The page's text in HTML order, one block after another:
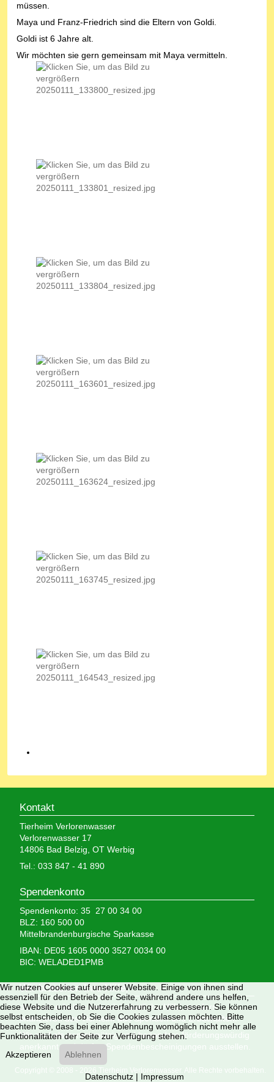
müssen.
Maya und Franz-Friedrich sind die Eltern von Goldi.
Goldi ist 6 Jahre alt.
Wir möchten sie gern gemeinsam mit Maya vermitteln.
Kontakt
Tierheim Verlorenwasser
Verlorenwasser 17
14806 Bad Belzig, OT Werbig
Tel.: 033 847 - 41 890
Spendenkonto
Spendenkonto: 35 27 00 34 00
BLZ: 160 500 00
Mittelbrandenburgische Sparkasse
IBAN: DE05 1605 0000 3527 0034 00
BIC: WELADED1PMB
Wir brauchen Ihre Hilfe,
denn wir erhalten keinerlei staatliche Hilfe, sondern
finanzieren das Tierheim aus Spenden und Erbschaften.
Wir sind als gemeinnützig und besonders förderungswürdig
anerkannt und dürfen Spendenbescheinigungen ausstellen.
Copyright © 2008 - 2026 Tierheim Verlorenwasser. Alle Rechte vorbehalten.
Wir nutzen Cookies auf unserer Website. Einige von ihnen sind
essenziell für den Betrieb der Seite, während andere uns helfen,
diese Website und die Nutzererfahrung zu verbessern. Sie können
selbst entscheiden, ob Sie die Cookies zulassen möchten. Bitte
beachten Sie, dass bei einer Ablehnung womöglich nicht mehr alle
Funktionalitäten der Seite zur Verfügung stehen.
Akzeptieren
Ablehnen
Datenschutz| Impressum